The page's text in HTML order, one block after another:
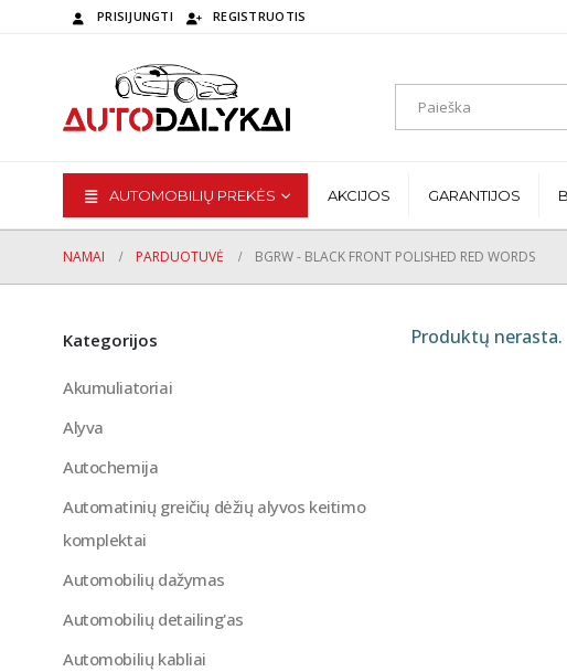
PRISIJUNGTI REGISTRUOTIS
AUTOMOBILIŲ PREKĖS AKCIJOS GARANTIJOS
NAMAI PARDUOTUVĖ BGRW - BLACK FRONT POLISHED RED WORDS
Produktų nerasta.
Kategorijos
Akumuliatoriai
Alyva
Autochemija
Automatinių greičių dėžių alyvos keitimo
komplektai
Automobilių dažymas
Automobilių detailing'as
Automobilių kabliai